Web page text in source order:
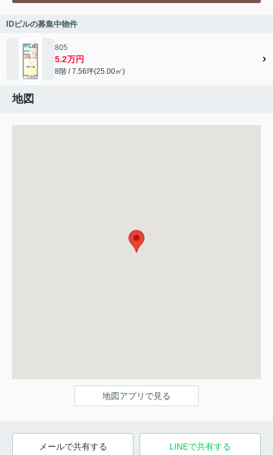
IDビルの募集中物件
805
5.2万円
8階 / 7.56坪(25.00㎡)
地図
地図アプリで見る
メールで共有する LINEで共有する